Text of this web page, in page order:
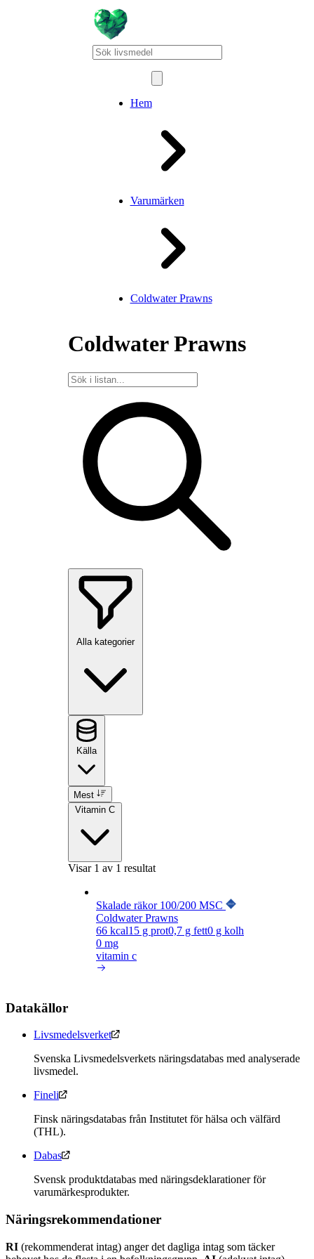
Hem
Varumärken
Coldwater Prawns
Coldwater Prawns
Alla kategorier
Källa
Mest
Vitamin C
Visar 1 av 1 resultat
Skalade räkor 100/200 MSC
Coldwater Prawns
66 kcal15 g prot0,7 g fett0 g kolh
0 mg
vitamin c
Datakällor
Livsmedelsverket
Svenska Livsmedelsverkets näringsdatabas med analyserade
livsmedel.
Fineli
Finsk näringsdatabas från Institutet för hälsa och välfärd
(THL).
Dabas
Svensk produktdatabas med näringsdeklarationer för
varumärkesprodukter.
Näringsrekommendationer
RI (rekommenderat intag) anger det dagliga intag som täcker